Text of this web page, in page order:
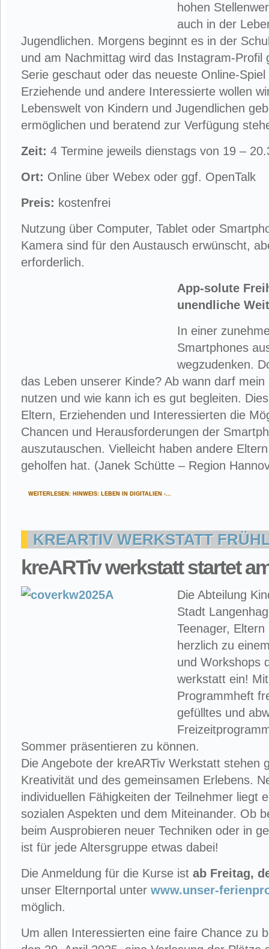
hohen
auch in der
Jugendlichen. Morgens beginnt es in der
und am Nachmittag wird das Instagram-Profil
Serie geschaut oder das neueste Online-
Erziehende und andere Interessierte wollen
Lebenswelt von Kindern und Jugendlichen
ermöglichen und beratend zur Verfügung
Zeit: 4 Termine jeweils dienstags von 19 –
Ort: Online über Webex oder ggf. OpenTalk
Preis: kostenfrei
Nutzung über Computer, Tablet oder
Kamera sind für den Austausch erwünscht,
erforderlich.
App-solute
unendliche
In einer
Smartphones
wegzudenken.
das Leben unserer Kinde? Ab wann darf
nutzen und wie kann ich es gut begleiten.
Eltern, Erziehenden und Interessierten die
Chancen und Herausforderungen der
auszutauschen. Vielleicht haben andere
geholfen hat. (Janek Schütte – Region
WEITERLESEN: HINWEIS: LEBEN IN DIGITALIEN -...
KREARTIV WERKSTATT
kreARTiv werkstatt startet
Die Abteilung
Stadt
Teenager,
herzlich zu
und Workshops
werkstatt ein!
Programmheft
gefülltes und
Sommer präsentieren zu können.
Die Angebote der kreARTiv Werkstatt stehen
Kreativität und des gemeinsamen Erlebens.
individuellen Fähigkeiten der Teilnehmer liegt
sozialen Aspekten und dem Miteinander. Ob
beim Ausprobieren neuer Techniken oder in
ist für jede Altersgruppe etwas dabei!
Die Anmeldung für die Kurse ist ab Freitag,
unser Elternportal unter www.unser-
möglich.
Um allen Interessierten eine faire Chance zu